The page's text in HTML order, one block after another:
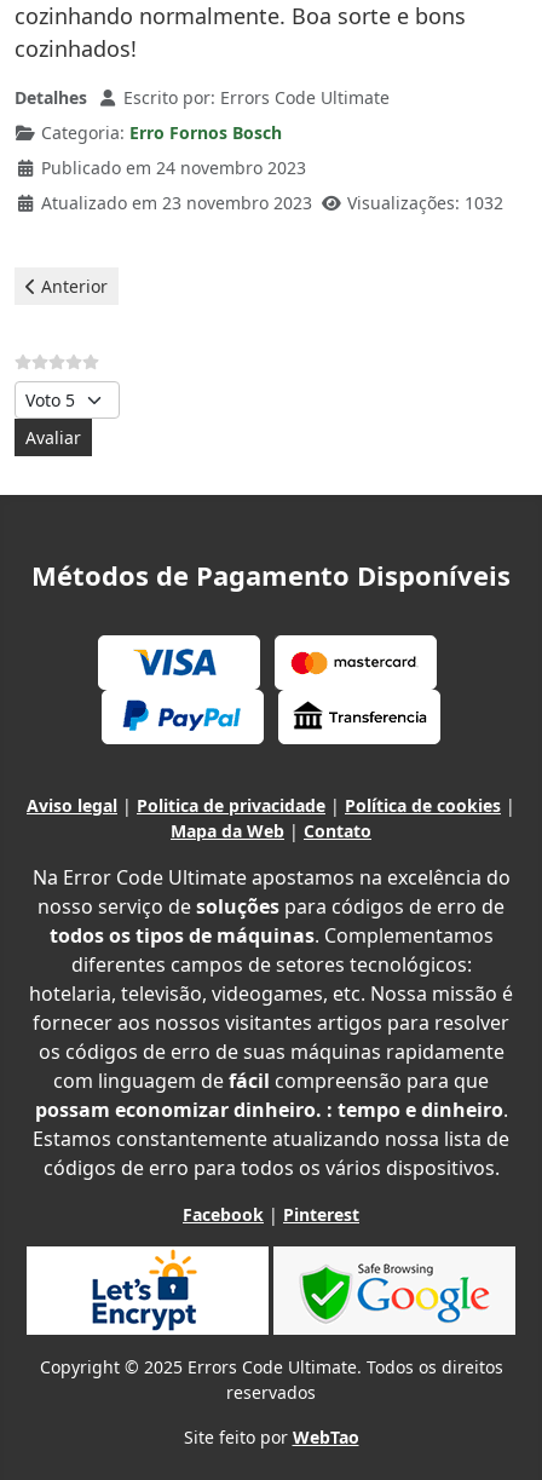
cozinhando normalmente. Boa sorte e bons
cozinhados!
Detalhes Escrito por: Errors Code Ultimate
Categoria: Erro Fornos Bosch
Publicado em 24 novembro 2023
Atualizado em 23 novembro 2023
Visualizações: 1032
Artigo anterior: Bosch Fornos - erro E106
Anterior
Avalie, por favor
Métodos de Pagamento Disponíveis
Aviso legal | Politica de privacidade | Política de cookies |
Mapa da Web | Contato
Na Error Code Ultimate apostamos na excelência do
nosso serviço desoluções para códigos de erro de
todos os tipos de máquinas. Complementamos
diferentes campos de setores tecnológicos:
hotelaria, televisão, videogames, etc. Nossa missão é
fornecer aos nossos visitantes artigos para resolver
os códigos de erro de suas máquinas rapidamente
com linguagem defácil compreensão para que
possam economizar dinheiro. : tempo e dinheiro.
Estamos constantemente atualizando nossa lista de
códigos de erro para todos os vários dispositivos.
Facebook | Pinterest
Copyright © 2025 Errors Code Ultimate. Todos os direitos
reservados
Site feito por WebTao